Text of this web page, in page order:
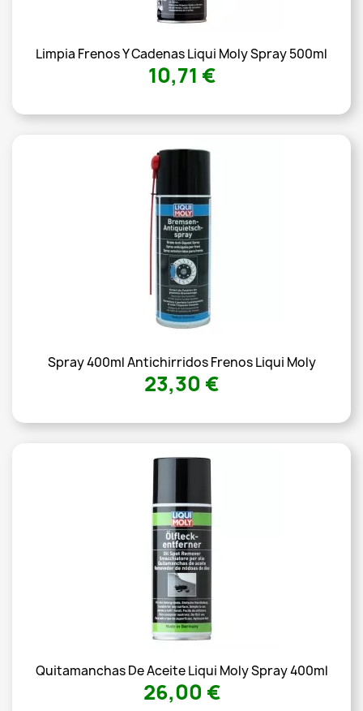
Limpia Frenos Y Cadenas Liqui Moly Spray 500ml
10,71 €
Spray 400ml Antichirridos Frenos Liqui Moly
23,30 €
Quitamanchas De Aceite Liqui Moly Spray 400ml
26,00 €